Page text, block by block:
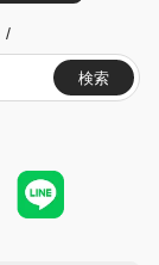
/
検索